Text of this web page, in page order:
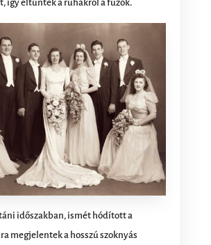
így eltűntek a ruhákról a fűzők.
időszakban, ismét hódított a
megjelentek a hosszú szoknyás